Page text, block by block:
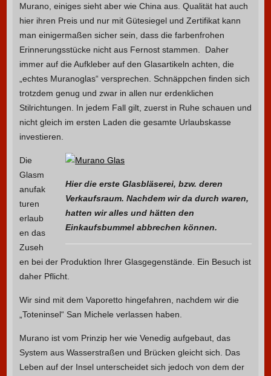
Murano, einiges sieht aber wie China aus. Qualität hat auch
hier ihren Preis und nur mit Gütesiegel und Zertifikat kann
man einigermaßen sicher sein, dass die farbenfrohen
Erinnerungsstücke nicht aus Fernost stammen. Daher
immer auf die Aufkleber auf den Glasartikeln achten, die
„echtes Muranoglas“ versprechen. Schnäppchen finden sich
trotzdem genug und zwar in allen nur erdenklichen
Stilrichtungen. In jedem Fall gilt, zuerst in Ruhe schauen und
nicht gleich im ersten Laden die gesamte Urlaubskasse
investieren.
Hier die erste Glasbläserei, bzw. deren
Verkaufsraum. Nachdem wir da durch waren,
hatten wir alles und hätten den
Einkaufsbummel abbrechen können.
Die
Glasm
anufak
turen
erlaub
en das
Zuseh
en bei der Produktion Ihrer Glasgegenstände. Ein Besuch ist
daher Pflicht.
Wir sind mit dem Vaporetto hingefahren, nachdem wir die
„Toteninsel“ San Michele verlassen haben.
Murano ist vom Prinzip her wie Venedig aufgebaut, das
System aus Wasserstraßen und Brücken gleicht sich. Das
Leben auf der Insel unterscheidet sich jedoch von dem der